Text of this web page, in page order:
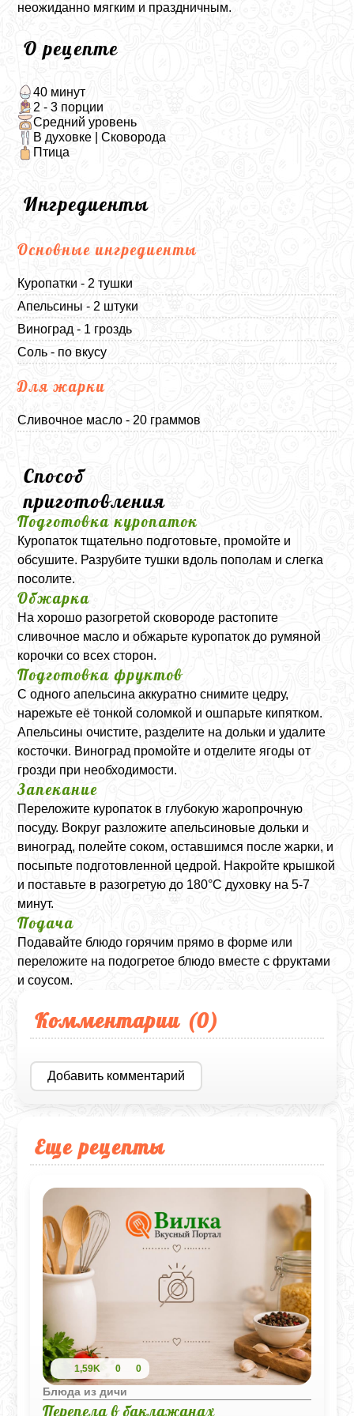
неожиданно мягким и праздничным.
О рецепте
40 минут
2 - 3 порции
Средний уровень
В духовке | Сковорода
Птица
Ингредиенты
Основные ингредиенты
Куропатки - 2 тушки
Апельсины - 2 штуки
Виноград - 1 гроздь
Соль - по вкусу
Для жарки
Сливочное масло - 20 граммов
Способ
приготовления
Подготовка куропаток
Куропаток тщательно подготовьте, промойте и
обсушите. Разрубите тушки вдоль пополам и слегка
посолите.
Обжарка
На хорошо разогретой сковороде растопите
сливочное масло и обжарьте куропаток до румяной
корочки со всех сторон.
Подготовка фруктов
С одного апельсина аккуратно снимите цедру,
нарежьте её тонкой соломкой и ошпарьте кипятком.
Апельсины очистите, разделите на дольки и удалите
косточки. Виноград промойте и отделите ягоды от
грозди при необходимости.
Запекание
Переложите куропаток в глубокую жаропрочную
посуду. Вокруг разложите апельсиновые дольки и
виноград, полейте соком, оставшимся после жарки, и
посыпьте подготовленной цедрой. Накройте крышкой
и поставьте в разогретую до 180°C духовку на 5-7
минут.
Подача
Подавайте блюдо горячим прямо в форме или
переложите на подогретое блюдо вместе с фруктами
и соусом.
Комментарии (0)
Добавить комментарий
Еще рецепты
1,59K 0 0
Блюда из дичи
Перепела в баклажанах